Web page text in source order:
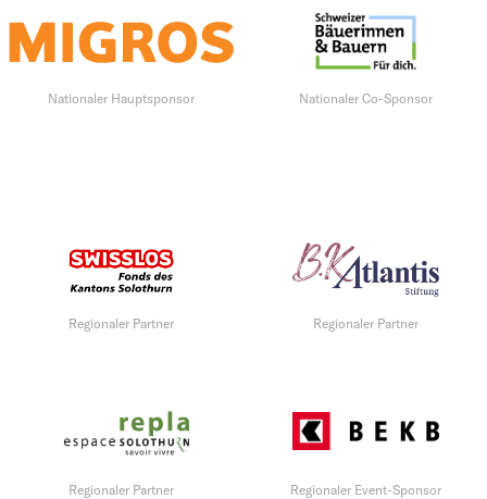
Nationaler Hauptsponsor Nationaler Co-Sponsor
Regionaler Partner Regionaler Partner
Regionaler Partner Regionaler Event-Sponsor